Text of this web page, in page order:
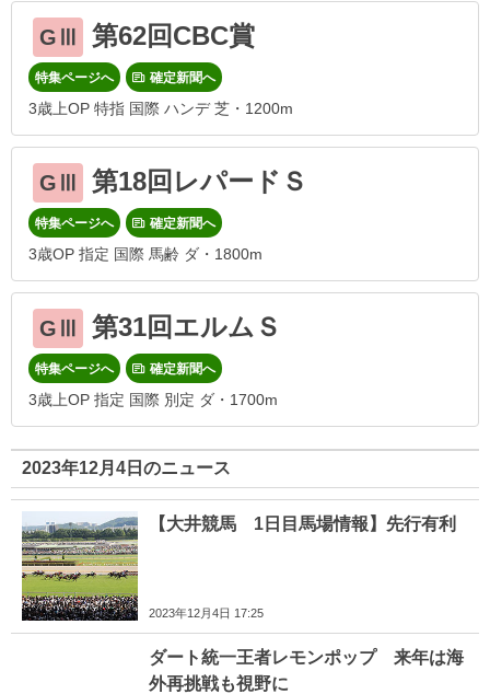
GⅢ 第62回CBC賞
特集ページへ 確定新聞へ
3歳上OP 特指 国際 ハンデ 芝・1200m
GⅢ 第18回レパードＳ
特集ページへ 確定新聞へ
3歳OP 指定 国際 馬齢 ダ・1800m
GⅢ 第31回エルムＳ
特集ページへ 確定新聞へ
3歳上OP 指定 国際 別定 ダ・1700m
2023年12月4日のニュース
【大井競馬 1日目馬場情報】先行有利
2023年12月4日 17:25
ダート統一王者レモンポップ 来年は海
外再挑戦も視野に